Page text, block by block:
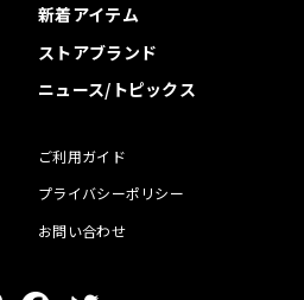
新着アイテム
ストアブランド
ニュース/トピックス
ご利用ガイド
プライバシーポリシー
お問い合わせ